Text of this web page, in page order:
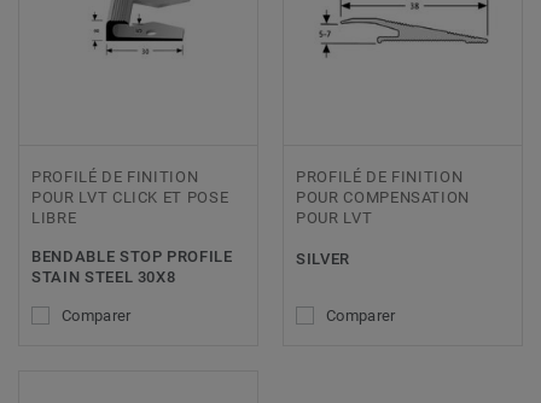
PROFILÉ DE FINITION
POUR LVT CLICK ET POSE
LIBRE
BENDABLE STOP PROFILE
STAIN STEEL 30X8
Comparer
PROFILÉ DE FINITION
POUR COMPENSATION
POUR LVT
SILVER
Comparer